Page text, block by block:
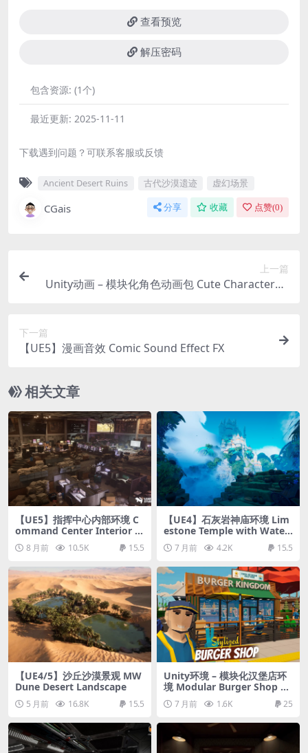
查看预览
解压密码
包含资源: (1个)
最近更新: 2025-11-11
下载遇到问题？可联系客服或反馈
Ancient Desert Ruins 古代沙漠遗迹 虚幻场景
CGais 分享 收藏 点赞(0)
上一篇
Unity动画 – 模块化角色动画包 Cute Characters –
下一篇
【UE5】漫画音效 Comic Sound Effect FX
相关文章
【UE5】指挥中心内部环境 C
ommand Center Interior E
nvironment ( Command Ce
nter Interior Interiors Sci-F
i )
8 月前 10.5K 15.5
【UE4】石灰岩神庙环境 Lim
estone Temple with Waterf
alls Asset Pack
7 月前 4.2K 15.5
【UE4/5】沙丘沙漠景观 MW
Dune Desert Landscape
5 月前 16.8K 15.5
Unity环境 – 模块化汉堡店环
境 Modular Burger Shop En
vironment
7 月前 1.6K 25